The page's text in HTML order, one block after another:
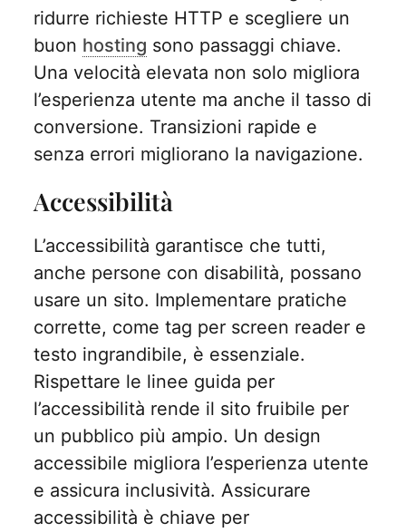
ridurre richieste HTTP e scegliere un
buon hosting sono passaggi chiave.
Una velocità elevata non solo migliora
l’esperienza utente ma anche il tasso di
conversione. Transizioni rapide e
senza errori migliorano la navigazione.
Accessibilità
L’accessibilità garantisce che tutti,
anche persone con disabilità, possano
usare un sito. Implementare pratiche
corrette, come tag per screen reader e
testo ingrandibile, è essenziale.
Rispettare le linee guida per
l’accessibilità rende il sito fruibile per
un pubblico più ampio. Un design
accessibile migliora l’esperienza utente
e assicura inclusività. Assicurare
accessibilità è chiave per